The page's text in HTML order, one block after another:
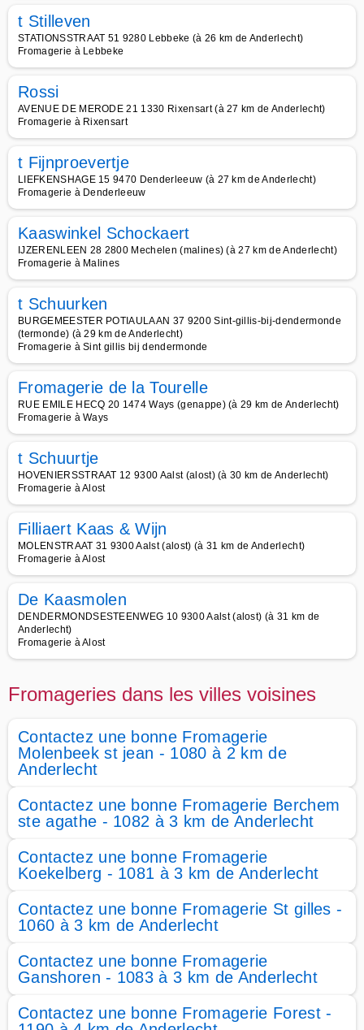
t Stilleven
STATIONSSTRAAT 51 9280 Lebbeke (à 26 km de Anderlecht)
Fromagerie à Lebbeke
Rossi
AVENUE DE MERODE 21 1330 Rixensart (à 27 km de Anderlecht)
Fromagerie à Rixensart
t Fijnproevertje
LIEFKENSHAGE 15 9470 Denderleeuw (à 27 km de Anderlecht)
Fromagerie à Denderleeuw
Kaaswinkel Schockaert
IJZERENLEEN 28 2800 Mechelen (malines) (à 27 km de Anderlecht)
Fromagerie à Malines
t Schuurken
BURGEMEESTER POTIAULAAN 37 9200 Sint-gillis-bij-dendermonde
(termonde) (à 29 km de Anderlecht)
Fromagerie à Sint gillis bij dendermonde
Fromagerie de la Tourelle
RUE EMILE HECQ 20 1474 Ways (genappe) (à 29 km de Anderlecht)
Fromagerie à Ways
t Schuurtje
HOVENIERSSTRAAT 12 9300 Aalst (alost) (à 30 km de Anderlecht)
Fromagerie à Alost
Filliaert Kaas & Wijn
MOLENSTRAAT 31 9300 Aalst (alost) (à 31 km de Anderlecht)
Fromagerie à Alost
De Kaasmolen
DENDERMONDSESTEENWEG 10 9300 Aalst (alost) (à 31 km de
Anderlecht)
Fromagerie à Alost
Fromageries dans les villes voisines
Contactez une bonne Fromagerie
Molenbeek st jean - 1080 à 2 km de
Anderlecht
Contactez une bonne Fromagerie Berchem
ste agathe - 1082 à 3 km de Anderlecht
Contactez une bonne Fromagerie
Koekelberg - 1081 à 3 km de Anderlecht
Contactez une bonne Fromagerie St gilles -
1060 à 3 km de Anderlecht
Contactez une bonne Fromagerie
Ganshoren - 1083 à 3 km de Anderlecht
Contactez une bonne Fromagerie Forest -